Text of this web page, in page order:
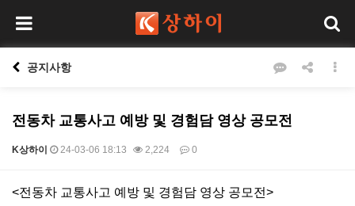
공지사항
전동차 교통사고 예방 및 경험담 영상 공모전
K상하이 24-03-06 18:13 2,224 0
본문
<전동차 교통사고 예방 및 경험담 영상 공모전>